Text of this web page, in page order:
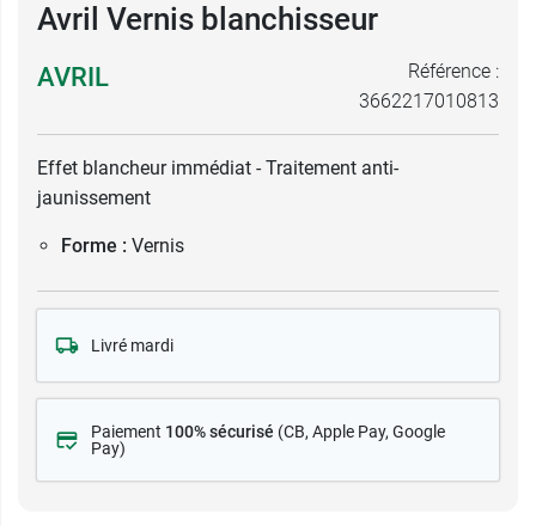
Avril Vernis blanchisseur
AVRIL
Référence :
3662217010813
Effet blancheur immédiat - Traitement anti-
jaunissement
Forme : Vernis
Livré mardi
Paiement 100% sécurisé (CB, Apple Pay, Google
Pay)